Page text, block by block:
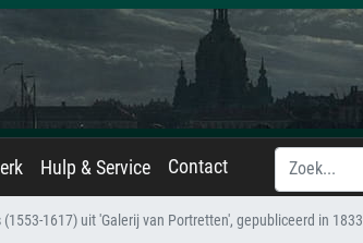
Hulp & Service Contact
1617) uit 'Galerij van Portretten', gepubliceerd in 1833